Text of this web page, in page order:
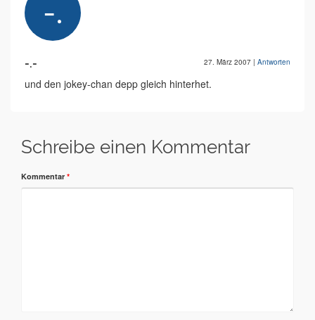
-.- 27. März 2007 | Antworten
und den jokey-chan depp gleich hinterhet.
Schreibe einen Kommentar
Kommentar *